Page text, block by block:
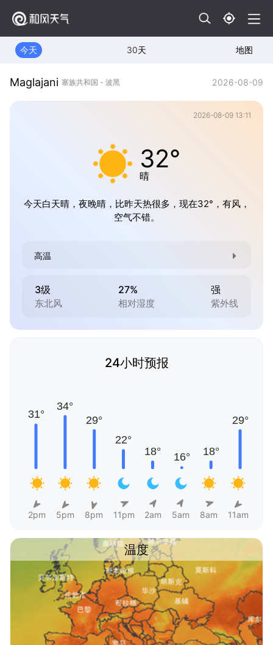
今天 30天 地图
Maglajani 塞族共和国 - 波黑 2026-08-09
2026-08-09 13:11
32°
晴
今天白天晴，夜晚晴，比昨天热很多，现在32°，有风，
空气不错。
高温
3级
东北风
27%
相对湿度
强
紫外线
24小时预报
2pm 5pm 8pm 11pm 2am 5am 8am 11am
温度